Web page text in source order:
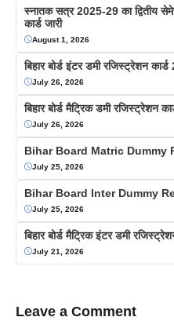
स्नातक सत्र 2025-29 का द्वितीय
कार्ड जारी
August 1, 2026
बिहार बोर्ड इंटर डमी रजिस्ट्रेशन
July 26, 2026
बिहार बोर्ड मैट्रिक डमी रजिस्ट्रेशन
July 26, 2026
Bihar Board Matric Dummy
July 25, 2026
Bihar Board Inter Dummy
July 25, 2026
बिहार बोर्ड मैट्रिक इंटर डमी
July 21, 2026
Leave a Comment